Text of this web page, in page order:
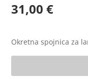
31,00€
Okretna spojnica za